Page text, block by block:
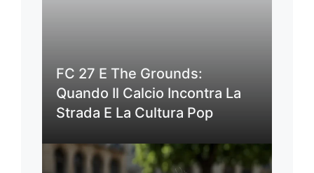
FC 27 E The Grounds:
Quando Il Calcio Incontra La
Strada E La Cultura Pop